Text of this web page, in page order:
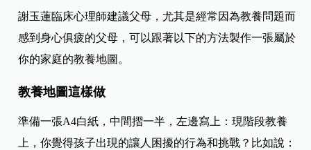
謝玉蓮臨床心理師建議父母，尤其是經常因為教養問題而
感到身心俱疲的父母，可以跟著以下的方法製作一張屬於
你的家庭的教養地圖。
教養地圖這樣做
準備一張A4白紙，中間摺一半，左邊寫上：現階段教養
上，你覺得孩子出現的讓人困擾的行為和挑戰？比如說：